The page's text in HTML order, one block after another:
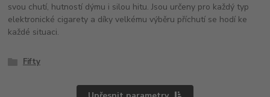
svou chutí, hutností dýmu i silou hitu. Jsou určeny pro každý typ
elektronické cigarety a díky velkému výběru příchutí se hodí ke
každé situaci.
Fifty